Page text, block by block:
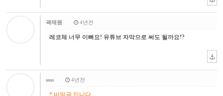
곽재원 4년전
레코체 너무 이뻐요! 유튜브 자막으로 써도 될까요!?
ssss 4년전
* 비밀글 입니다.